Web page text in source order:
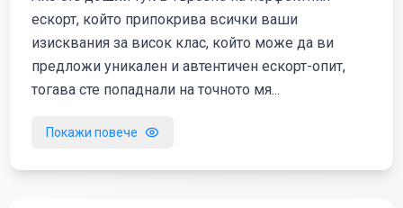
ескорт, който припокрива всички ваши
изисквания за висок клас, който може да ви
предложи уникален и автентичен ескорт-опит,
тогава сте попаднали на точното мя...
Покажи повече